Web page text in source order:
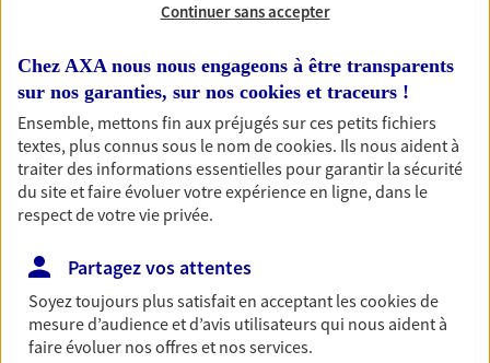
Habitation
Votre logement est unique, comme vous. Le
contrat Ma Maison assure votre sérénité en
protégeant ce qui vous tient à coeur.
Découvrir l'offre Habitation
OBTENIR UN TARIF EN LIGNE
Garantie Accidents de la Vie
Bricoleuse, féru de jardinage, pâtissier en herbe
ou grande lectrice… personne n'est à l'abri d'un
accident du quotidien. Avec Ma Protection
Continuer sans accepter
Chez AXA nous nous engageons à être transparents
sur nos garanties, sur nos cookies et traceurs !
Ensemble, mettons fin aux préjugés sur ces petits fichiers
textes, plus connus sous le nom decookies. Ils nous aident à
traiter des informations essentielles pour garantir la sécurité
du site et faire évoluer votre expérience en ligne, dans le
respect de votre vie privée.
Partagez vos attentes
Soyez toujours plus satisfait en acceptant lescookiesde
mesure d’audience et d’avis utilisateurs qui nous aident à
faire évoluer nos offres et nos services.